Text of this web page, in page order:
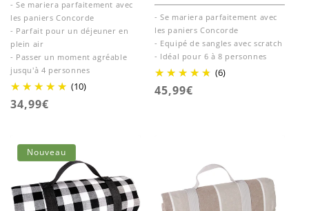
- Se mariera parfaitement avec
les paniers Concorde
- Parfait pour un déjeuner en
plein air
- Passer un moment agréable
jusqu'à 4 personnes
(10)
Prix
34,99€
- Se mariera parfaitement avec
les paniers Concorde
- Equipé de sangles avec scratch
- Idéal pour 6 à 8 personnes
(6)
Prix
45,99€
Nouveau